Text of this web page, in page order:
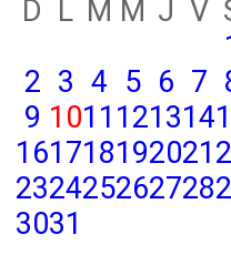
D L M M J V
2 3 4 5 6 7
9 1011 121314
161718192021
232425262728
3031